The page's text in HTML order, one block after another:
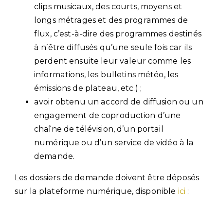
clips musicaux, des courts, moyens et
longs métrages et des programmes de
flux, c’est-à-dire des programmes destinés
à n’être diffusés qu’une seule fois car ils
perdent ensuite leur valeur comme les
informations, les bulletins météo, les
émissions de plateau, etc.) ;
avoir obtenu un accord de diffusion ou un
engagement de coproduction d’une
chaîne de télévision, d’un portail
numérique ou d’un service de vidéo à la
demande.
Les dossiers de demande doivent être déposés
sur la plateforme numérique, disponible ici :